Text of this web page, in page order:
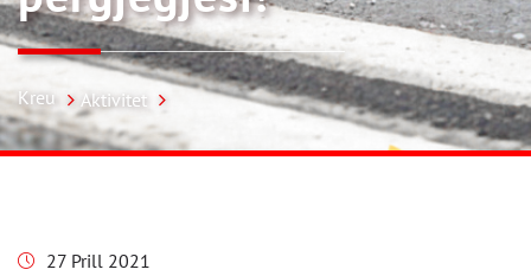
Kreu Aktivitet
27 Prill 2021